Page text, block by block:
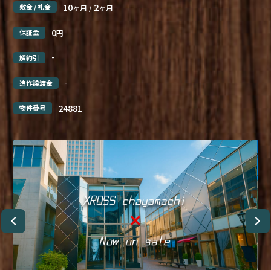
敷金 / 礼金 10ヶ月 / 2ヶ月
保証金 0円
解約引 -
造作譲渡金 -
物件番号 24881